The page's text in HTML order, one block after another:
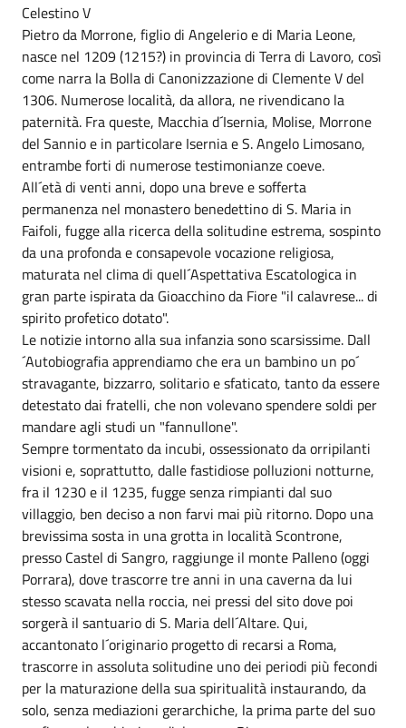
Celestino V
Pietro da Morrone, figlio di Angelerio e di Maria Leone,
nasce nel 1209 (1215?) in provincia di Terra di Lavoro, così
come narra la Bolla di Canonizzazione di Clemente V del
1306. Numerose località, da allora, ne rivendicano la
paternità. Fra queste, Macchia d´Isernia, Molise, Morrone
del Sannio e in particolare Isernia e S. Angelo Limosano,
entrambe forti di numerose testimonianze coeve.
All´età di venti anni, dopo una breve e sofferta
permanenza nel monastero benedettino di S. Maria in
Faifoli, fugge alla ricerca della solitudine estrema, sospinto
da una profonda e consapevole vocazione religiosa,
maturata nel clima di quell´Aspettativa Escatologica in
gran parte ispirata da Gioacchino da Fiore "il calavrese... di
spirito profetico dotato".
Le notizie intorno alla sua infanzia sono scarsissime. Dall
´Autobiografia apprendiamo che era un bambino un po´
stravagante, bizzarro, solitario e sfaticato, tanto da essere
detestato dai fratelli, che non volevano spendere soldi per
mandare agli studi un "fannullone".
Sempre tormentato da incubi, ossessionato da orripilanti
visioni e, soprattutto, dalle fastidiose polluzioni notturne,
fra il 1230 e il 1235, fugge senza rimpianti dal suo
villaggio, ben deciso a non farvi mai più ritorno. Dopo una
brevissima sosta in una grotta in località Scontrone,
presso Castel di Sangro, raggiunge il monte Palleno (oggi
Porrara), dove trascorre tre anni in una caverna da lui
stesso scavata nella roccia, nei pressi del sito dove poi
sorgerà il santuario di S. Maria dell´Altare. Qui,
accantonato l´originario progetto di recarsi a Roma,
trascorre in assoluta solitudine uno dei periodi più fecondi
per la maturazione della sua spiritualità instaurando, da
solo, senza mediazioni gerarchiche, la prima parte del suo